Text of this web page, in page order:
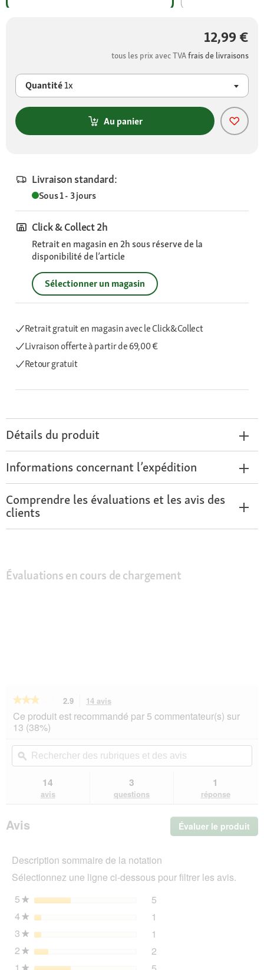
12,99 €
tous les prix avec TVAfrais de livraisons
Quantité1x
Au panier
Livraison standard:
Sous 1 - 3 jours
Click & Collect 2h
Retrait en magasin en 2h sous réserve de la
disponibilité de l’article
Sélectionner un magasin
Retrait gratuit en magasin avec le Click&Collect
Livraison offerteà partir de 69,00 €
Retour gratuit
Détails du produit
Informations concernant l’expédition
Comprendre les évaluations et les avis des
clients
Évaluations en cours de chargement
★★★★★
★★★★★
sur
5
les
avis
AniOne
Rouleau
2.9 14 avis
action
vous
vers
les
avis.
Ce produit est recommandé par 5 commentateur(s) sur
13 (38%)
Rechercher
des
rubriques
ϙ
14
avis
3
questions
1
réponse
Avis Évaluer le produit
Description sommaire de la notation
Sélectionnez une ligne ci-dessous pour filtrer les avis.
5★ étoiles 5
4★ étoiles 1
3★ étoiles 1
2★ étoiles 2
★